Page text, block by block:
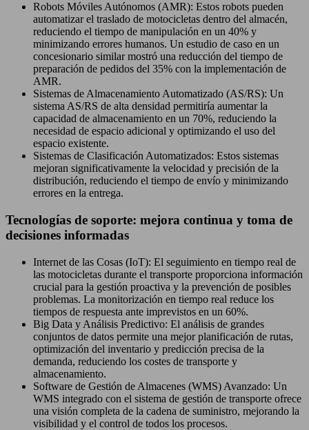
Robots Móviles Autónomos (AMR): Estos robots pueden
automatizar el traslado de motocicletas dentro del almacén,
reduciendo el tiempo de manipulación en un 40% y
minimizando errores humanos. Un estudio de caso en un
concesionario similar mostró una reducción del tiempo de
preparación de pedidos del 35% con la implementación de
AMR.
Sistemas de Almacenamiento Automatizado (AS/RS): Un
sistema AS/RS de alta densidad permitiría aumentar la
capacidad de almacenamiento en un 70%, reduciendo la
necesidad de espacio adicional y optimizando el uso del
espacio existente.
Sistemas de Clasificación Automatizados: Estos sistemas
mejoran significativamente la velocidad y precisión de la
distribución, reduciendo el tiempo de envío y minimizando
errores en la entrega.
Tecnologías de soporte: mejora continua y toma de
decisiones informadas
Internet de las Cosas (IoT): El seguimiento en tiempo real de
las motocicletas durante el transporte proporciona información
crucial para la gestión proactiva y la prevención de posibles
problemas. La monitorización en tiempo real reduce los
tiempos de respuesta ante imprevistos en un 60%.
Big Data y Análisis Predictivo: El análisis de grandes
conjuntos de datos permite una mejor planificación de rutas,
optimización del inventario y predicción precisa de la
demanda, reduciendo los costes de transporte y
almacenamiento.
Software de Gestión de Almacenes (WMS) Avanzado: Un
WMS integrado con el sistema de gestión de transporte ofrece
una visión completa de la cadena de suministro, mejorando la
visibilidad y el control de todos los procesos.